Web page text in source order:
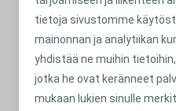
tietoja sivustomme
mainonnan ja analytiikan
yhdistää ne muihin
jotka he ovat keränneet
mukaan lukien sinulle